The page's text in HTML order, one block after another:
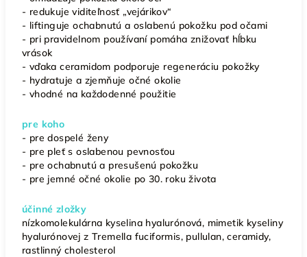
- redukuje viditeľnosť „vejárikov“
- liftinguje ochabnutú a oslabenú pokožku pod očami
- pri pravidelnom používaní pomáha znižovať hĺbku
vrások
- vďaka ceramidom podporuje regeneráciu pokožky
- hydratuje a zjemňuje očné okolie
- vhodné na každodenné použitie
pre koho
- pre dospelé ženy
- pre pleť s oslabenou pevnosťou
- pre ochabnutú a presušenú pokožku
- pre jemné očné okolie po 30. roku života
účinné zložky
nízkomolekulárna kyselina hyalurónová, mimetik kyseliny
hyalurónovej z Tremella fuciformis, pullulan, ceramidy,
rastlinný cholesterol